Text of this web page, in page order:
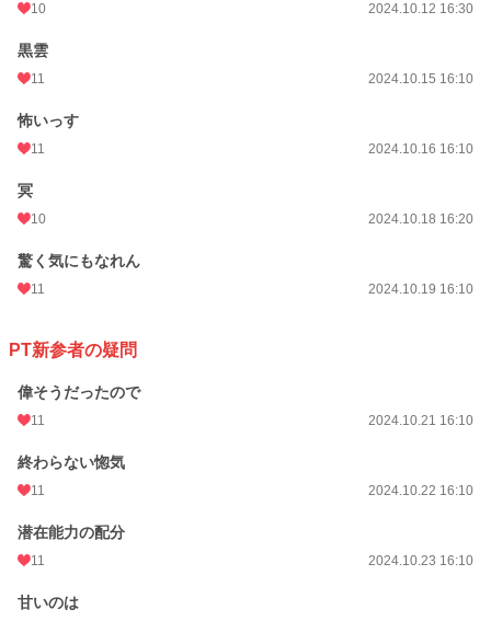
10 2024.10.12 16:30
黒雲
11 2024.10.15 16:10
怖いっす
11 2024.10.16 16:10
冥
10 2024.10.18 16:20
驚く気にもなれん
11 2024.10.19 16:10
PT新参者の疑問
偉そうだったので
11 2024.10.21 16:10
終わらない惚気
11 2024.10.22 16:10
潜在能力の配分
11 2024.10.23 16:10
甘いのは